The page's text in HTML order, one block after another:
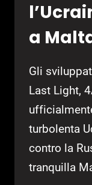
a
Gli
Last Light,
turbolenta
contro la
tranquilla